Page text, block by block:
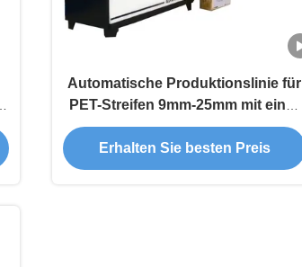
Automatische Produktionslinie für
PET-Streifen 9mm-25mm mit einer
Ausgabe von 1,5 Tonnen/24h aus
PET-Flocken oder Granulat
Erhalten Sie besten Preis